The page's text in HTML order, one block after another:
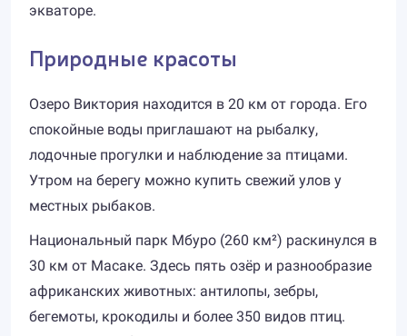
экваторе.
Природные красоты
Озеро Виктория находится в 20 км от города. Его
спокойные воды приглашают на рыбалку,
лодочные прогулки и наблюдение за птицами.
Утром на берегу можно купить свежий улов у
местных рыбаков.
Национальный парк Мбуро (260 км²) раскинулся в
30 км от Масаке. Здесь пять озёр и разнообразие
африканских животных: антилопы, зебры,
бегемоты, крокодилы и более 350 видов птиц.